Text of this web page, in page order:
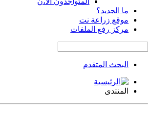
ما الجديد؟
موقع زراعة نت
مركز رفع الملفات
البحث المتقدم
المنتدى